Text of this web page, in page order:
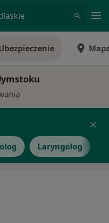
Laryngolog